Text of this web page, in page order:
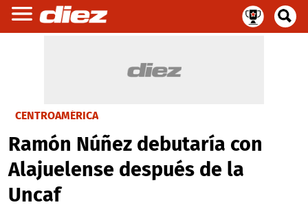
CENTROAMÉRICA
Ramón Núñez debutaría con
Alajuelense después de la
Uncaf